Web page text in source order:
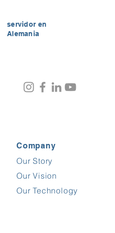
servidor en
Alemania
Company
Our Story
Our Vision
Our TechnologyEXCELENTE